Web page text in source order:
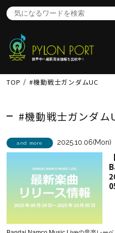
世界中へ最新音楽情報を出航中！
TOP #機動戦士ガンダムUC
#機動戦士ガンダム
and more 2025.10.06(Mon)